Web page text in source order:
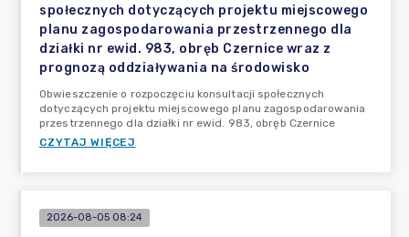
społecznych dotyczących projektu miejscowego
planu zagospodarowania przestrzennego dla
działki nr ewid. 983, obręb Czernice wraz z
prognozą oddziaływania na środowisko
Obwieszczenie o rozpoczęciu konsultacji społecznych
dotyczących projektu miejscowego planu zagospodarowania
przestrzennego dla działki nr ewid. 983, obręb Czernice
CZYTAJ WIĘCEJ
2026-08-05 08:24